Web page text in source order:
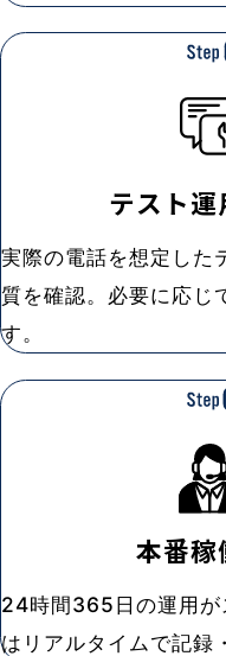
テスト運
実際の電話を想定した
質を確認。必要に応じ
す。
本番稼
24時間365日の運用が
はリアルタイムで記録